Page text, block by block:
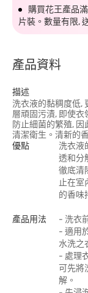
購買花王產品
片裝。數量有限,
產品資料
描述
洗衣液的黏稠度低,
層頑固污漬, 即使
防止細菌的繁殖,
清潔衛生。清新的
優點
洗衣液
透和分
徹底清
止在室
的香味
產品用法
- 洗衣
- 適用
水洗之
- 處理
可先將
解。